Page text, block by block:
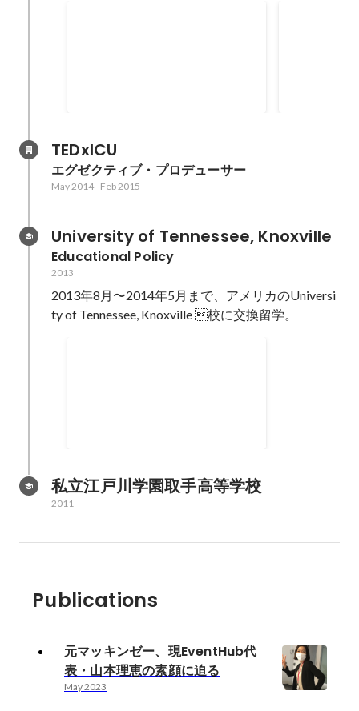
TEDxICU
エグゼクティブ・プロデューサー
May 2014- Feb 2015
University of Tennessee, Knoxville
Educational Policy
2013
2013年8月〜2014年5月まで、アメリカのUniversi
ty of Tennessee, Knoxville 校に交換留学。
私立江戸川学園取手高等学校
2011
Publications
元マッキンゼー、現EventHub代
表・山本理恵の素顔に迫る
May 2023